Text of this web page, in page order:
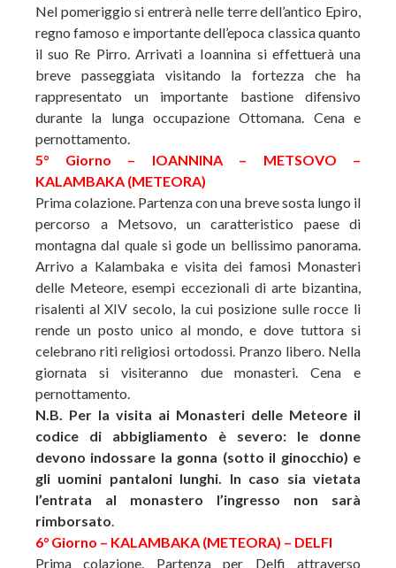
Nel pomeriggio si entrerà nelle terre dell’antico Epiro,
regno famoso e importante dell’epoca classica quanto
il suo Re Pirro. Arrivati a Ioannina si effettuerà una
breve passeggiata visitando la fortezza che ha
rappresentato un importante bastione difensivo
durante la lunga occupazione Ottomana. Cena e
pernottamento.
5° Giorno – IOANNINA – METSOVO –
KALAMBAKA (METEORA)
Prima colazione. Partenza con una breve sosta lungo il
percorso a Metsovo, un caratteristico paese di
montagna dal quale si gode un bellissimo panorama.
Arrivo a Kalambaka e visita dei famosi Monasteri
delle Meteore, esempi eccezionali di arte bizantina,
risalenti al XIV secolo, la cui posizione sulle rocce li
rende un posto unico al mondo, e dove tuttora si
celebrano riti religiosi ortodossi. Pranzo libero. Nella
giornata si visiteranno due monasteri. Cena e
pernottamento.
N.B. Per la visita ai Monasteri delle Meteore il
codice di abbigliamento è severo: le donne
devono indossare la gonna (sotto il ginocchio) e
gli uomini pantaloni lunghi. In caso sia vietata
l’entrata al monastero l’ingresso non sarà
rimborsato.
6° Giorno – KALAMBAKA (METEORA) – DELFI
Prima colazione. Partenza per Delfi attraverso